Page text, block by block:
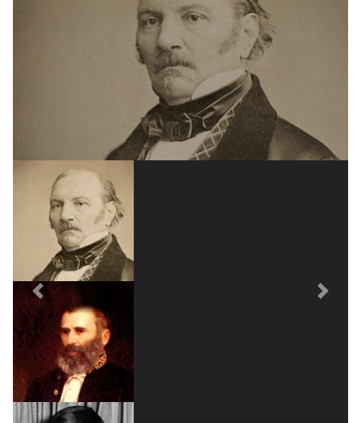
escreveu “O Livro dos Espíritos” (1857)
Previous Next